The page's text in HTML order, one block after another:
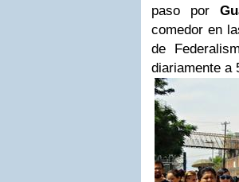
paso por
comedor en
de
diariamente a